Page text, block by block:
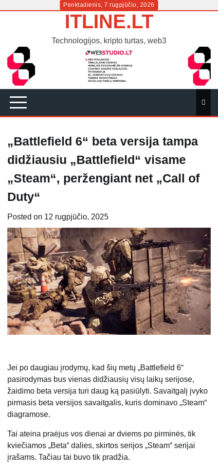
Penktadienis, 7 rugpjūčio, 2026
ITLINE.LT
Technologijos, kripto turtas, web3
„Battlefield 6“ beta versija tampa
didžiausiu „Battlefield“ visame
„Steam“, peržengiant net „Call of
Duty“
Posted on 12 rugpjūčio, 2025
Jei po daugiau įrodymų, kad šių metų „Battlefield 6“
pasirodymas bus vienas didžiausių visų laikų serijose,
žaidimo beta versija turi daug ką pasiūlyti. Savaitgalį įvyko
pirmasis beta versijos savaitgalis, kuris dominavo „Steam“
diagramose.
Tai ateina praėjus vos dienai ar dviems po pirminės, tik
kviečiamos „Beta“ dalies, skirtos serijos „Steam“ serijai
įrašams. Tačiau tai buvo tik pradžia.